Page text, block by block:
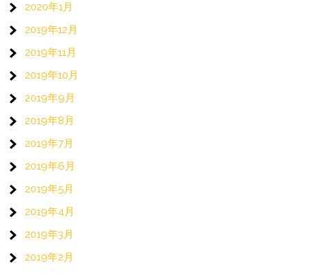
2020年1月
2019年12月
2019年11月
2019年10月
2019年9月
2019年8月
2019年7月
2019年6月
2019年5月
2019年4月
2019年3月
2019年2月